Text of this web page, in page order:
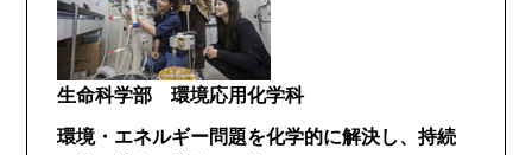
生命科学部 環境応用化学科
環境・エネルギー問題を化学的に解決し、持続